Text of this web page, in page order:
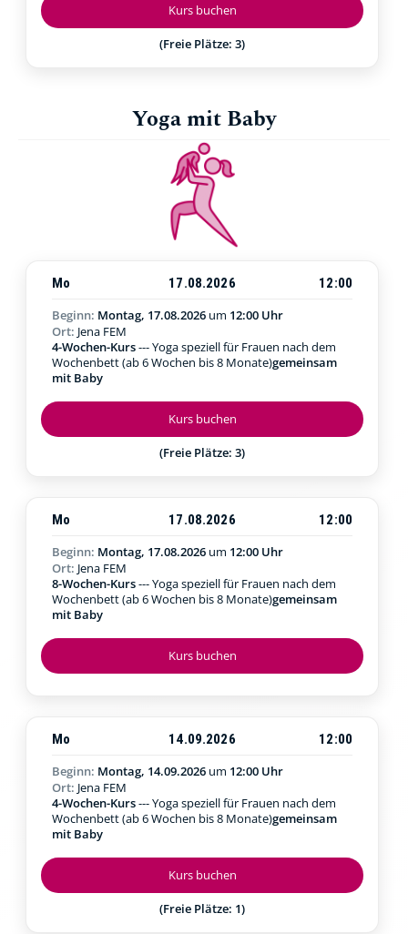
Kurs buchen
(Freie Plätze: 3)
Yoga mit Baby
Kurs buchen
(Freie Plätze: 3)
Mo 17.08.2026
12:00
Beginn: Montag, 17.08.2026 um 12:00 Uhr
Ort: Jena FEM
4-Wochen-Kurs--- Yoga speziell für Frauen nach dem
Wochenbett (ab 6 Wochen bis 8 Monate)gemeinsam
mit Baby
Kurs buchen
Mo 17.08.2026
12:00
Beginn: Montag, 17.08.2026 um 12:00 Uhr
Ort: Jena FEM
8-Wochen-Kurs--- Yoga speziell für Frauen nach dem
Wochenbett (ab 6 Wochen bis 8 Monate)gemeinsam
mit Baby
Kurs buchen
(Freie Plätze: 1)
Mo 14.09.2026
12:00
Beginn: Montag, 14.09.2026 um 12:00 Uhr
Ort: Jena FEM
4-Wochen-Kurs--- Yoga speziell für Frauen nach dem
Wochenbett (ab 6 Wochen bis 8 Monate)gemeinsam
mit Baby